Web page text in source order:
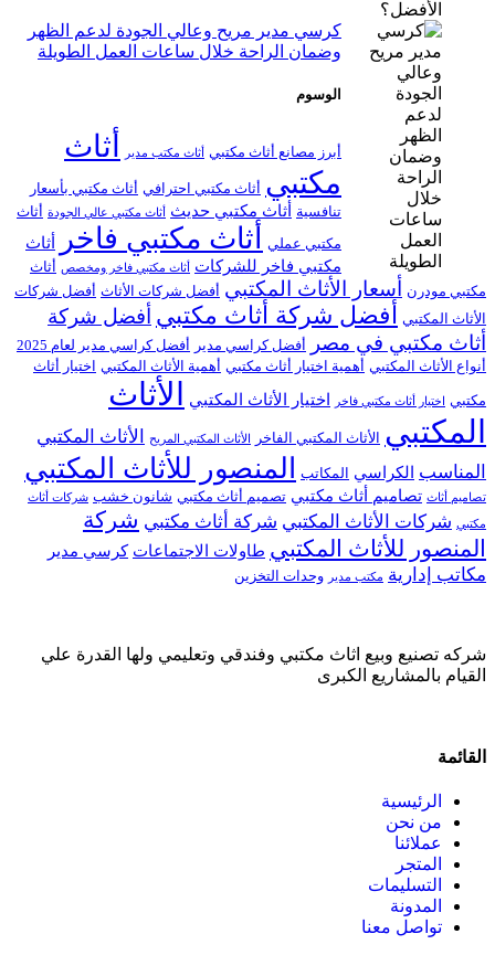
كرسي مدير مريح وعالي الجودة لدعم الظهر
وضمان الراحة خلال ساعات العمل الطويلة
الوسوم
أبرز مصانع أثاث مكتبي أثاث مكتب مدير
أثاث
مكتبي أثاث مكتبي احترافي أثاث مكتبي بأسعار
تنافسية أثاث مكتبي حديث أثاث مكتبي عالي الجودة أثاث
مكتبي عملي
أثاث مكتبي فاخر
أثاث
مكتبي فاخر للشركات
أثاث مكتبي فاخر ومخصص أثاث
مكتبي مودرن
أسعار الأثاث المكتبي أفضل شركات الأثاث أفضل شركات
الأثاث المكتبي أفضل شركة أثاث مكتبي أفضل شركة
أثاث مكتبي في مصر
أفضل كراسي مدير أفضل كراسي مدير لعام 2025
أنواع الأثاث المكتبي أهمية اختيار أثاث مكتبي أهمية الأثاث المكتبي اختيار أثاث
مكتبي اختيار أثاث مكتبي فاخر اختيار الأثاث المكتبي
الأثاث
المكتبي الأثاث المكتبي الفاخر الأثاث المكتبي المريح
الأثاث المكتبي
المناسب
الكراسي المكاتب المنصور للأثاث المكتبي
تصاميم أثاث تصاميم أثاث مكتبي تصميم أثاث مكتبي شانون خشب شركات أثاث
مكتبي شركات الأثاث المكتبي شركة أثاث مكتبي شركة
المنصور للأثاث المكتبي طاولات الاجتماعات كرسي مدير
مكاتب إدارية مكتب مدير وحدات التخزين
شركه تصنيع وبيع اثاث مكتبي وفندقي وتعليمي ولها القدرة علي
القيام بالمشاريع الكبرى
القائمة
الرئيسية
من نحن
عملائنا
المتجر
التسليمات
المدونة
تواصل معنا